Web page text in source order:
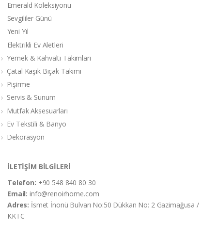
Emerald Koleksiyonu
Sevgililer Günü
Yeni Yıl
Elektrikli Ev Aletleri
Yemek & Kahvaltı Takımları
Çatal Kaşık Bıçak Takımı
Pişirme
Servis & Sunum
Mutfak Aksesuarları
Ev Tekstili & Banyo
Dekorasyon
İLETİŞİM BİLGİLERİ
Telefon: +90 548 840 80 30
Email:info@renoirhome.com
Adres: İsmet İnonü Bulvarı No:50 Dükkan No: 2 Gazimağusa /
KKTC